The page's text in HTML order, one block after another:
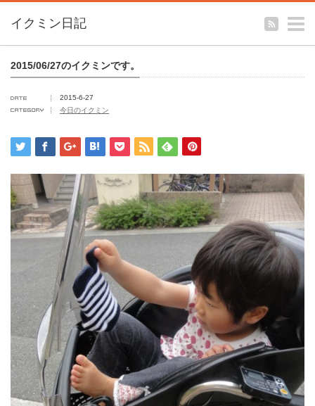
イクミン日記
2015/06/27のイクミンです。
2015-6-27
今日のイクミン